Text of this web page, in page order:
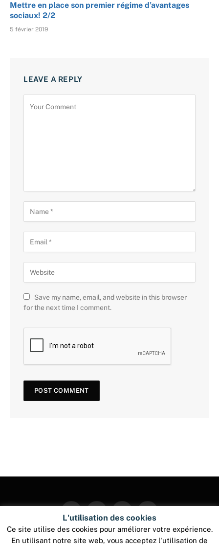
Mettre en place son premier régime d’avantages
sociaux! 2/2
5 février 2019
LEAVE A REPLY
Save my name, email, and website in this browser
for the next time I comment.
FacebookTwitter InstagramPinterest
© 2026 ThemeSphere. Designed byThemeSphere.
L'utilisation des cookies
Ce site utilise des cookies pour améliorer votre expérience.
En utilisant notre site web, vous acceptez l'utilisation de